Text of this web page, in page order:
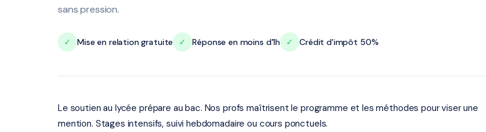
sans pression.
✓ Mise en relation gratuite ✓ Réponse en moins d'1h ✓ Crédit d'impôt 50%
Le soutien au lycée prépare au bac. Nos profs maîtrisent le programme et les méthodes pour viser une
mention. Stages intensifs, suivi hebdomadaire ou cours ponctuels.